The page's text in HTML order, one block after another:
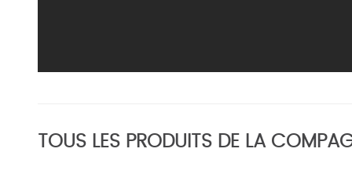
TOUS LES PRODUITS DE LA